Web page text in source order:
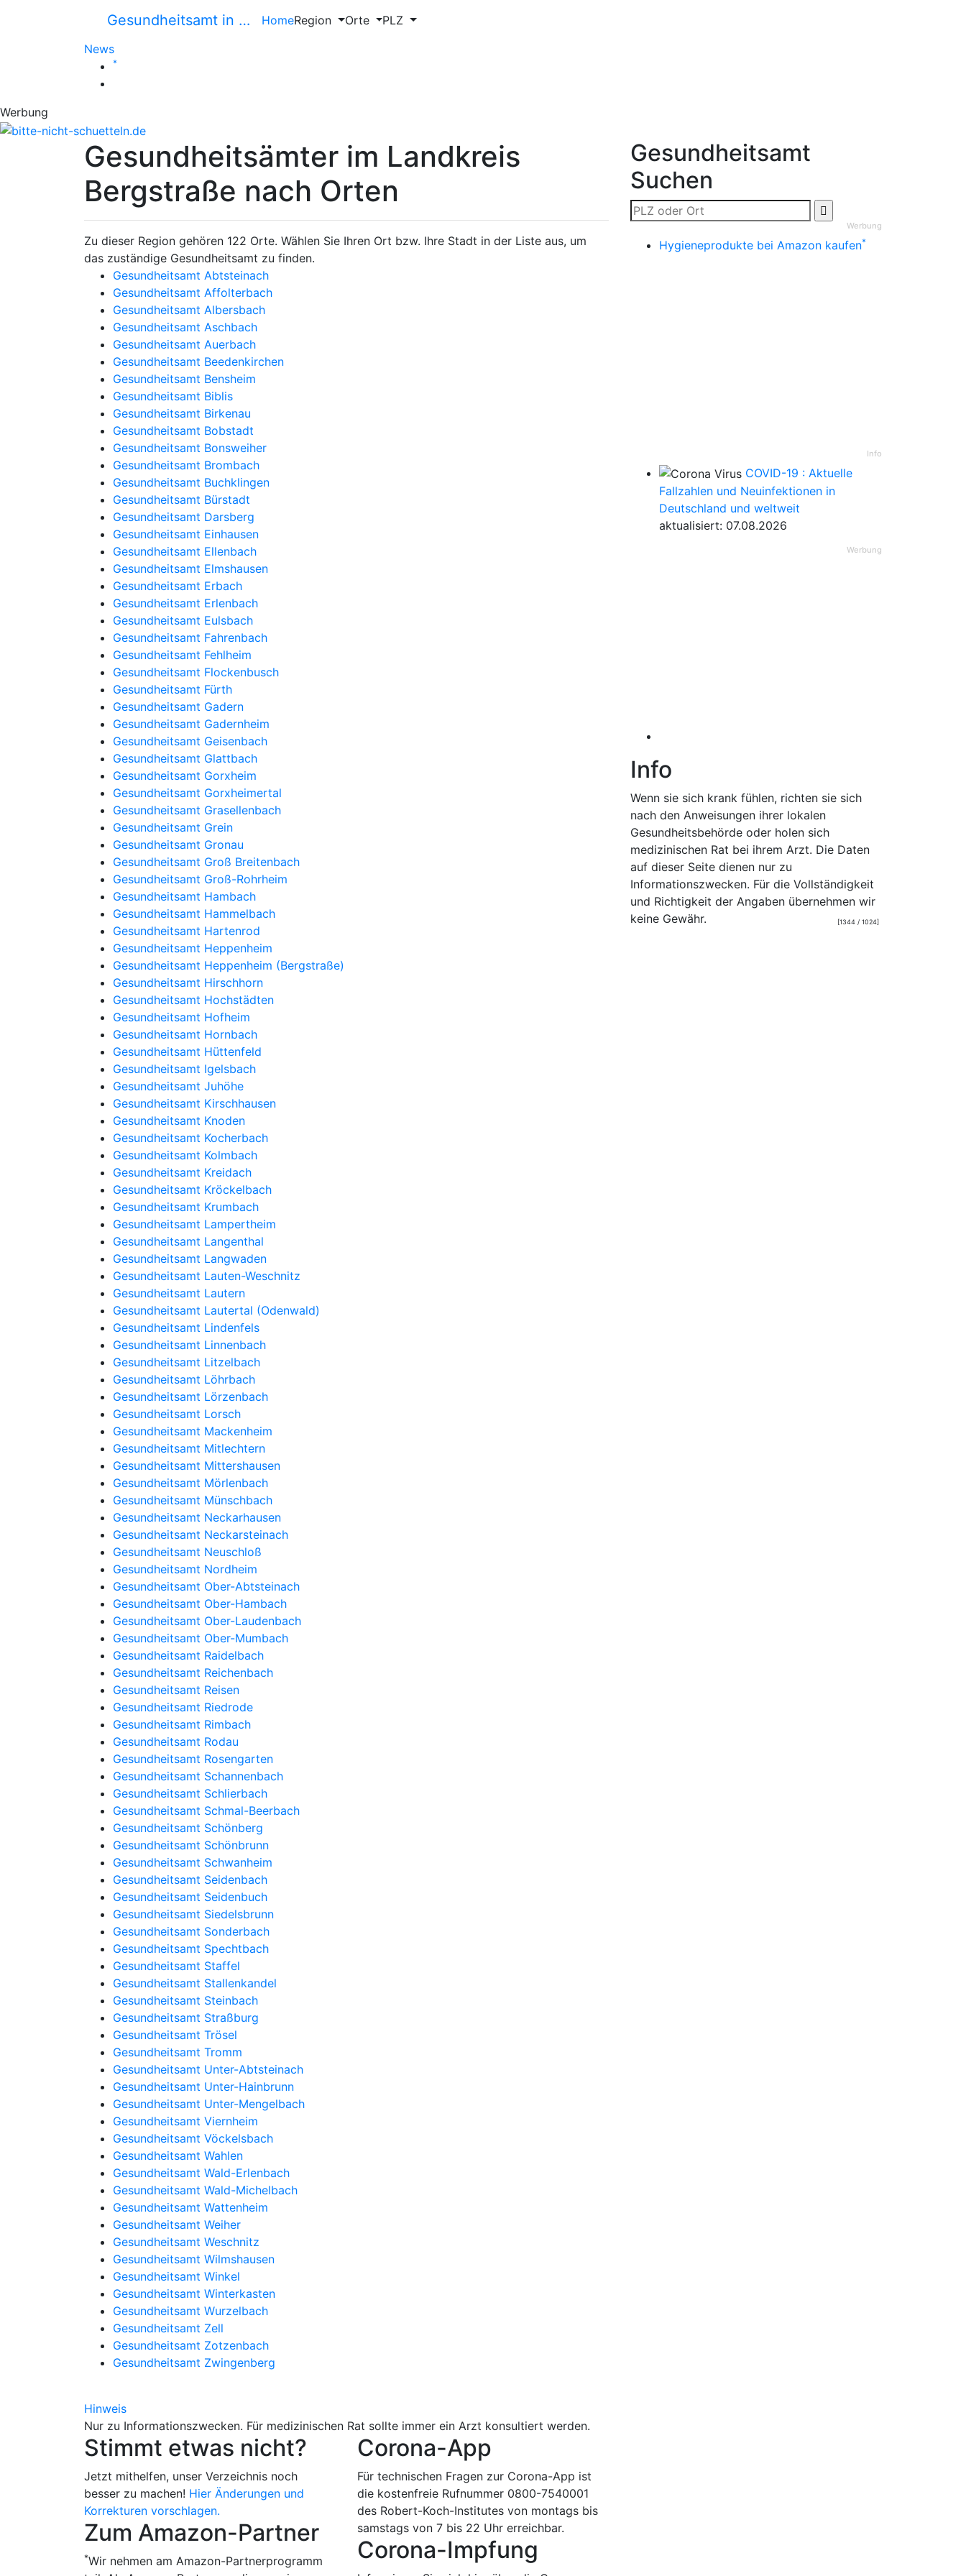
Gesundheitsamt in … HomeRegion Orte
PLZ
News
*
Werbung
Gesundheitsämter im Landkreis
Bergstraße nach Orten
Zu dieser Region gehören 122 Orte. Wählen Sie Ihren Ort bzw. Ihre Stadt in der Liste aus, um
das zuständige Gesundheitsamt zu finden.
Gesundheitsamt Abtsteinach
Gesundheitsamt Affolterbach
Gesundheitsamt Albersbach
Gesundheitsamt Aschbach
Gesundheitsamt Auerbach
Gesundheitsamt Beedenkirchen
Gesundheitsamt Bensheim
Gesundheitsamt Biblis
Gesundheitsamt Birkenau
Gesundheitsamt Bobstadt
Gesundheitsamt Bonsweiher
Gesundheitsamt Brombach
Gesundheitsamt Buchklingen
Gesundheitsamt Bürstadt
Gesundheitsamt Darsberg
Gesundheitsamt Einhausen
Gesundheitsamt Ellenbach
Gesundheitsamt Elmshausen
Gesundheitsamt Erbach
Gesundheitsamt Erlenbach
Gesundheitsamt Eulsbach
Gesundheitsamt Fahrenbach
Gesundheitsamt Fehlheim
Gesundheitsamt Flockenbusch
Gesundheitsamt Fürth
Gesundheitsamt Gadern
Gesundheitsamt Gadernheim
Gesundheitsamt Geisenbach
Gesundheitsamt Glattbach
Gesundheitsamt Gorxheim
Gesundheitsamt Gorxheimertal
Gesundheitsamt Grasellenbach
Gesundheitsamt Grein
Gesundheitsamt Gronau
Gesundheitsamt Groß Breitenbach
Gesundheitsamt Groß-Rohrheim
Gesundheitsamt Hambach
Gesundheitsamt Hammelbach
Gesundheitsamt Hartenrod
Gesundheitsamt Heppenheim
Gesundheitsamt Heppenheim (Bergstraße)
Gesundheitsamt Hirschhorn
Gesundheitsamt Hochstädten
Gesundheitsamt Hofheim
Gesundheitsamt Hornbach
Gesundheitsamt Hüttenfeld
Gesundheitsamt Igelsbach
Gesundheitsamt Juhöhe
Gesundheitsamt Kirschhausen
Gesundheitsamt Knoden
Gesundheitsamt Kocherbach
Gesundheitsamt Kolmbach
Gesundheitsamt Kreidach
Gesundheitsamt Kröckelbach
Gesundheitsamt Krumbach
Gesundheitsamt Lampertheim
Gesundheitsamt Langenthal
Gesundheitsamt Langwaden
Gesundheitsamt Lauten-Weschnitz
Gesundheitsamt Lautern
Gesundheitsamt Lautertal (Odenwald)
Gesundheitsamt Lindenfels
Gesundheitsamt Linnenbach
Gesundheitsamt Litzelbach
Gesundheitsamt Löhrbach
Gesundheitsamt Lörzenbach
Gesundheitsamt Lorsch
Gesundheitsamt Mackenheim
Gesundheitsamt Mitlechtern
Gesundheitsamt Mittershausen
Gesundheitsamt Mörlenbach
Gesundheitsamt Münschbach
Gesundheitsamt Neckarhausen
Gesundheitsamt Neckarsteinach
Gesundheitsamt Neuschloß
Gesundheitsamt Nordheim
Gesundheitsamt Ober-Abtsteinach
Gesundheitsamt Ober-Hambach
Gesundheitsamt Ober-Laudenbach
Gesundheitsamt Ober-Mumbach
Gesundheitsamt Raidelbach
Gesundheitsamt Reichenbach
Gesundheitsamt Reisen
Gesundheitsamt Riedrode
Gesundheitsamt Rimbach
Gesundheitsamt Rodau
Gesundheitsamt Rosengarten
Gesundheitsamt Schannenbach
Gesundheitsamt Schlierbach
Gesundheitsamt Schmal-Beerbach
Gesundheitsamt Schönberg
Gesundheitsamt Schönbrunn
Gesundheitsamt Schwanheim
Gesundheitsamt Seidenbach
Gesundheitsamt Seidenbuch
Gesundheitsamt Siedelsbrunn
Gesundheitsamt Sonderbach
Gesundheitsamt Spechtbach
Gesundheitsamt Staffel
Gesundheitsamt Stallenkandel
Gesundheitsamt Steinbach
Gesundheitsamt Straßburg
Gesundheitsamt Trösel
Gesundheitsamt Tromm
Gesundheitsamt Unter-Abtsteinach
Gesundheitsamt Unter-Hainbrunn
Gesundheitsamt Unter-Mengelbach
Gesundheitsamt Viernheim
Gesundheitsamt Vöckelsbach
Gesundheitsamt Wahlen
Gesundheitsamt Wald-Erlenbach
Gesundheitsamt Wald-Michelbach
Gesundheitsamt Wattenheim
Gesundheitsamt Weiher
Gesundheitsamt Weschnitz
Gesundheitsamt Wilmshausen
Gesundheitsamt Winkel
Gesundheitsamt Winterkasten
Gesundheitsamt Wurzelbach
Gesundheitsamt Zell
Gesundheitsamt Zotzenbach
Gesundheitsamt Zwingenberg
Hinweis
Nur zu Informationszwecken. Für medizinischen Rat sollte immer ein Arzt konsultiert werden.
Stimmt etwas nicht?
Jetzt mithelfen, unser Verzeichnis noch
besser zu machen! Hier Änderungen und
Korrekturen vorschlagen.
Zum Amazon-Partner
*Wir nehmen am Amazon-Partnerprogramm
Corona-App
Für technischen Fragen zur Corona-App ist
die kostenfreie Rufnummer 0800-7540001
des Robert-Koch-Institutes von montags bis
samstags von 7 bis 22 Uhr erreichbar.
Corona-Impfung
Gesundheitsamt
Suchen
Werbung
Hygieneprodukte bei Amazon kaufen*
Info
COVID-19 : Aktuelle
Fallzahlen und Neuinfektionen in
Deutschland und weltweit
aktualisiert: 07.08.2026
Werbung
Info
Wenn sie sich krank fühlen, richten sie sich
nach den Anweisungen ihrer lokalen
Gesundheitsbehörde oder holen sich
medizinischen Rat bei ihrem Arzt. Die Daten
auf dieser Seite dienen nur zu
Informationszwecken. Für die Vollständigkeit
und Richtigkeit der Angaben übernehmen wir
keine Gewähr.
[1344 / 1024]